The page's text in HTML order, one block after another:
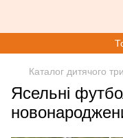
Каталог дитячого
Ясельні